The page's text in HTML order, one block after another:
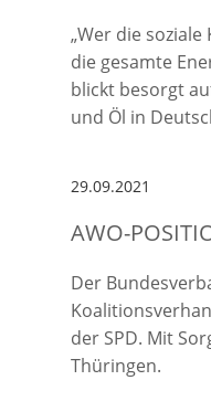
„Wer die
die gesamte
blickt besorgt
und Öl in
29.09.2021
AWO-
Der
der SPD. Mit
Thüringen.